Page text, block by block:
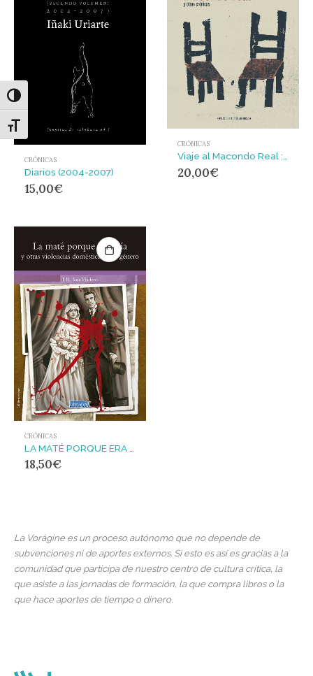
Alternar alto contraste
Alternar tamaño de letra
CRÓNICAS
Diarios (2004-2007)
15,00€
CRÓNICAS
Viaje al Macondo Real : y otras crónicas
20,00€
CRÓNICAS
18,50€
La Vorágine es un proceso autónomo que no depende de
subvenciones ni de aportes externos. Si esto es así es gracias a la
comunidad que participa de nuestro centro de cultura crítica, la
que asiste a las jornadas de formación, la que compra libros o la
que hace aportes de tiempo o dinero.